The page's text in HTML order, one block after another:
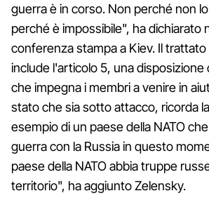
guerra è in corso. Non perché non
perché è impossibile", ha dichiarato
conferenza stampa a Kiev. Il trattato
include l'articolo 5, una disposizione
che impegna i membri a venire in
stato che sia sotto attacco, ricorda
esempio di un paese della NATO
guerra con la Russia in questo
paese della NATO abbia truppe
territorio", ha aggiunto Zelensky.